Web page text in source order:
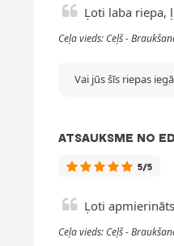
Ļoti laba riepa,
Ceļa vieds: Ceļš -
Vai jūs šīs riepas
ATSAUKSME NO
5/5
Ļoti
Ceļa vieds: Ceļš -